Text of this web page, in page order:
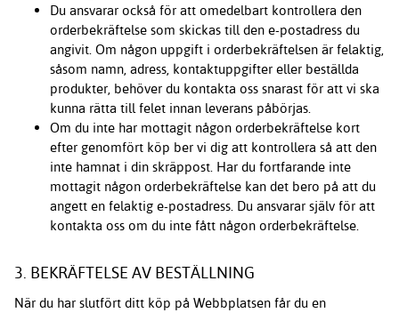
Du ansvarar också för att omedelbart kontrollera den
orderbekräftelse som skickas till den e-postadress du
angivit. Om någon uppgift i orderbekräftelsen är felaktig,
såsom namn, adress, kontaktuppgifter eller beställda
produkter, behöver du kontakta oss snarast för att vi ska
kunna rätta till felet innan leverans påbörjas.
Om du inte har mottagit någon orderbekräftelse kort
efter genomfört köp ber vi dig att kontrollera så att den
inte hamnat i din skräppost. Har du fortfarande inte
mottagit någon orderbekräftelse kan det bero på att du
angett en felaktig e-postadress. Du ansvarar själv för att
kontakta oss om du inte fått någon orderbekräftelse.
3. BEKRÄFTELSE AV BESTÄLLNING
När du har slutfört ditt köp på Webbplatsen får du en